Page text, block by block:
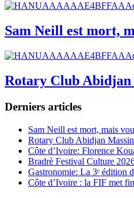
Sam Neill est mort,
Rotary Club Abidjan
Derniers articles
Sam Neill est mort, mais
Rotary Club Abidjan
Côte d’Ivoire: Florence
Bradrè Festival Culture
Gastronomie: La 3ᵉ édition
Côte d’Ivoire : la FIF met